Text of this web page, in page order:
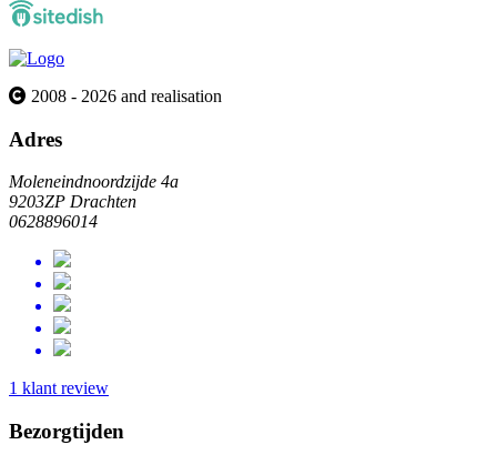
2008 - 2026 and realisation
Adres
Moleneindnoordzijde 4a
9203ZP Drachten
0628896014
1 klant review
Bezorgtijden